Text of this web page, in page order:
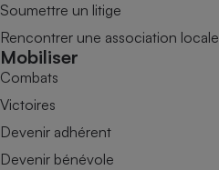
Soumettre un litige
Rencontrer une association locale
Mobiliser
Combats
Victoires
Devenir adhérent
Devenir bénévole